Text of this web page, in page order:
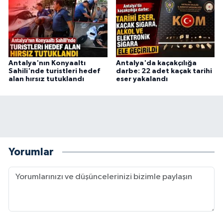
Antalya'nın Konyaaltı
Sahili'nde turistleri hedef
alan hırsız tutuklandı
Antalya'da kaçakçılığa
darbe: 22 adet kaçak tarihi
eser yakalandı
Yorumlar